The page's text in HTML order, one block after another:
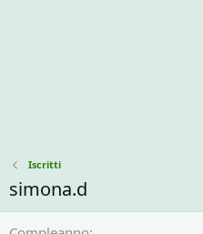
Iscritti
simona.d